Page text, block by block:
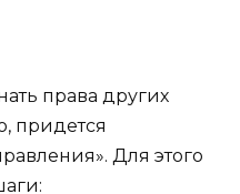
права других
придется
Для этого